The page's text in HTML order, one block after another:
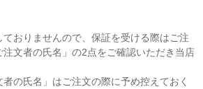
ておりませんので、保証を受ける際はご注
文者の氏名」の2点をご確認いただき当店
者の氏名」はご注文の際に予め控えておく